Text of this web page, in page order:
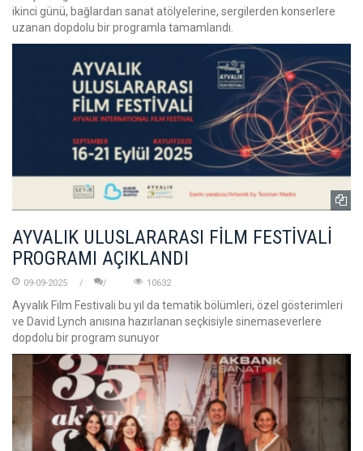
ikinci günü, bağlardan sanat atölyelerine, sergilerden konserlere
uzanan dopdolu bir programla tamamlandı.
AYVALIK ULUSLARARASI FİLM FESTİVALİ
PROGRAMI AÇIKLANDI
09-09-2025 10632
Ayvalık Film Festivali bu yıl da tematik bölümleri, özel gösterimleri
ve David Lynch anısına hazırlanan seçkisiyle sinemaseverlere
dopdolu bir program sunuyor